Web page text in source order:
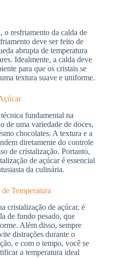
o resfriamento da calda de
deve ser feito de
abrupta de temperatura
Idealmente, a calda deve
para que os cristais se
textura suave e uniforme.
fundamental na
de uma variedade de doces,
chocolates. A textura e a
diretamente do controle
de cristalização. Portanto,
de açúcar é essencial
da culinária.
Temperatura
cristalização de açúcar, é
de fundo pesado, que
Além disso, sempre
distrações durante o
e com o tempo, você se
a temperatura ideal